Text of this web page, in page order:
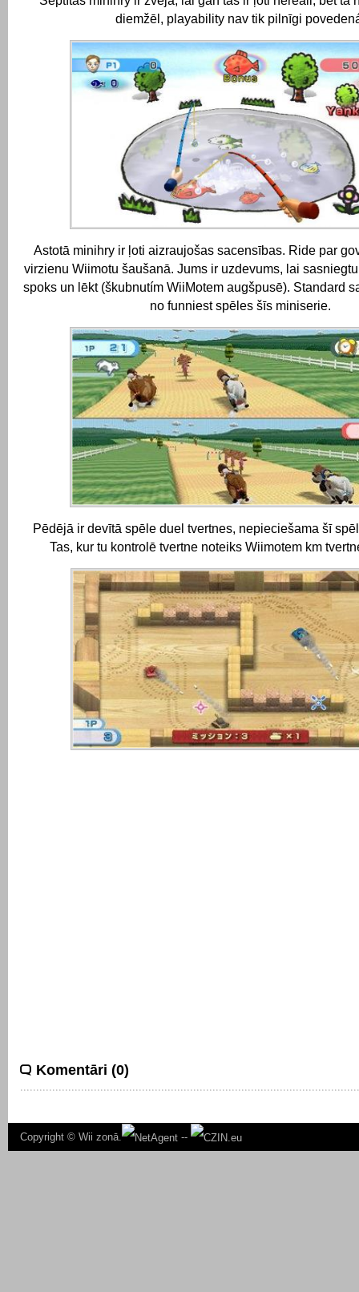
diemžēl, playability nav tik pilnīgi
Astotā minihry ir ļoti aizraujošas sacensības. Ride par
virzienu Wiimotu šaušanā. Jums ir uzdevums, lai
spoks un lēkt (škubnutím WiiMotem augšpusē). Standard
no funniest spēles šīs miniserie.
Pēdējā ir devītā spēle duel tvertnes, nepieciešama šī
Tas, kur tu kontrolē tvertne noteiks Wiimotem km
Komentāri (0)
Copyright © Wii zonā. --